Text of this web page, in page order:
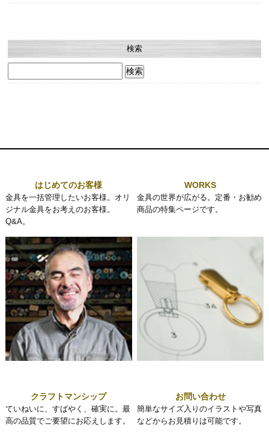
検索
索:
はじめてのお客様
金具を一括管理したいお客様。オリ
ジナル金具をお考えのお客様。
Q&A。
WORKS
金具の世界が広がる。定番・お勧め
商品の特集ページです。
クラフトマンシップ
ていねいに、すばやく、確実に。最
高の品質でご要望にお応えします。
お問い合わせ
簡単なサイズ入りのイラストや写真
などからお見積りは可能です。